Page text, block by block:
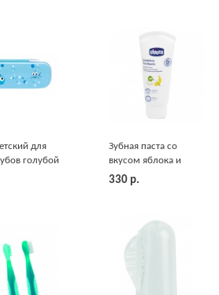
для
голубой
Зубная паста со
вкусом яблока и
банана, 50 мл Chicco
330 р.